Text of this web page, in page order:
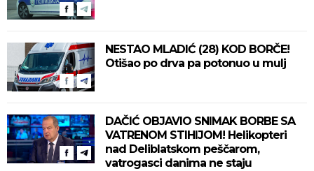
NESTAO MLADIĆ (28) KOD BORČE!
Otišao po drva pa potonuo u mulj
DAČIĆ OBJAVIO SNIMAK BORBE SA
VATRENOM STIHIJOM! Helikopteri
nad Deliblatskom peščarom,
vatrogasci danima ne staju